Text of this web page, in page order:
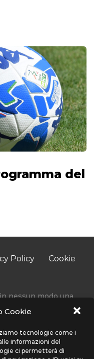
Cookie
tecnologie come i
informazioni del
ci permetterà di
del
Policy
Cookie
nessun modo una
aggiornato senza
sul nostro sito stai
cookie per migliorare
utilizza cookie che